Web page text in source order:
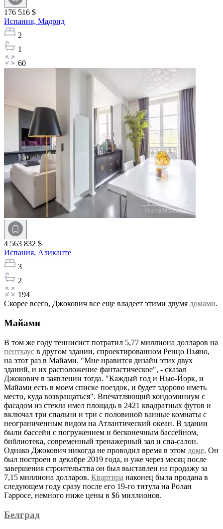
176 516 $
Испания, Мадрид
2
1
60
4 563 832 $
Испания, Аликанте
3
2
194
Скорее всего, Джокович все еще владеет этими двумя домами.
Майами
В том же году теннисист потратил 5,77 миллиона долларов на
пентхаус в другом здании, спроектированном Ренцо Пьяно,
на этот раз в Майами. "Мне нравится дизайн этих двух
зданий, и их расположение фантастическое", - сказал
Джокович в заявлении тогда. "Каждый год и Нью-Йорк, и
Майами есть в моем списке поездок, и будет здорово иметь
место, куда возвращаться". Впечатляющий кондоминиум с
фасадом из стекла имел площадь в 2421 квадратных футов и
включал три спальни и три с половиной ванные комнаты с
неограниченным видом на Атлантический океан. В здании
были бассейн с погружением и бесконечным бассейном,
библиотека, современный тренажерный зал и спа-салон.
Однако Джокович никогда не проводил время в этом доме. Он
был построен в декабре 2019 года, и уже через месяц после
завершения строительства он был выставлен на продажу за
7,15 миллиона долларов. Квартира наконец была продана в
следующем году сразу после его 19-го титула на Ролан
Гарросе, немного ниже цены в $6 миллионов.
Белград